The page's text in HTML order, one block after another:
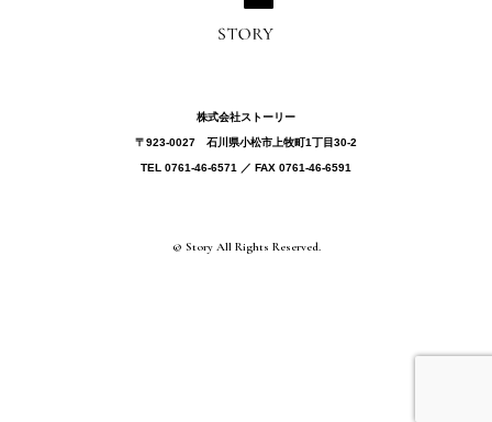
株式会社ストーリー
〒923-0027 ⽯川県⼩松市上牧町1丁目30-2
TEL 0761-46-6571 ／ FAX 0761-46-6591
© Story All Rights Reserved.